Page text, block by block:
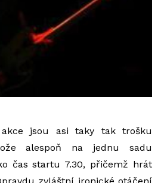
akce jsou asi taky tak trošku
alespoň na jednu sadu
čas startu 7.30, přičemž hrát